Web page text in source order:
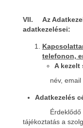
VII. Az
adatkezelései:
telefonon,
A kezelt
név, email
Adatkezelés
Érdeklődő
tájékoztatás a